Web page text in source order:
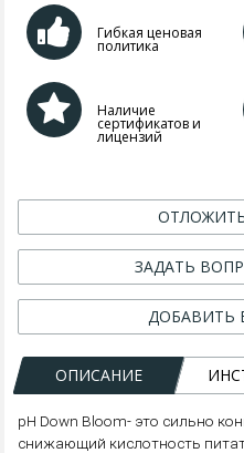
Гибкая ценовая
политика
Наличие
сертификатов и
лицензий
ЗАДАТЬ
ДОБАВИТЬ
ОПИСАНИЕ
pH Down Bloom- это сильно
снижающий кислотность